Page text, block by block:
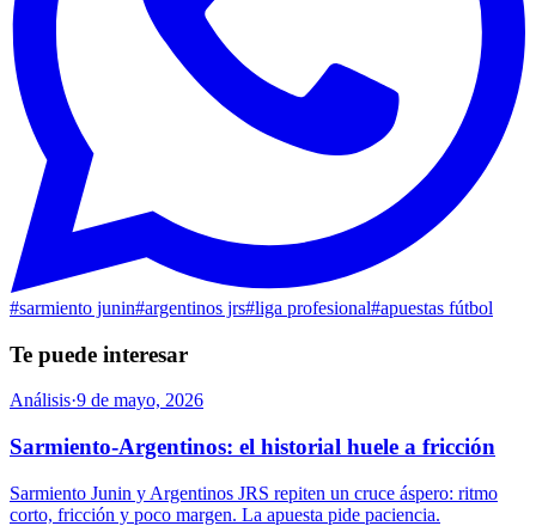
#sarmiento junin#argentinos jrs#liga profesional#apuestas fútbol
Te puede interesar
Análisis·9 de mayo, 2026
Sarmiento-Argentinos: el historial huele a fricción
Sarmiento Junin y Argentinos JRS repiten un cruce áspero: ritmo
corto, fricción y poco margen. La apuesta pide paciencia.